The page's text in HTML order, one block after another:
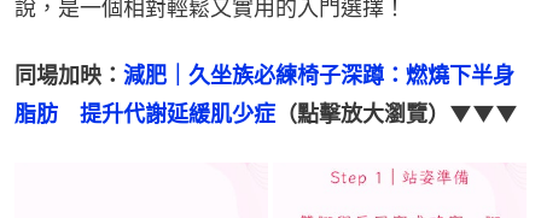
說，是一個相對輕鬆又實用的入門選擇！
同場加映： 減肥｜久坐族必練椅子深蹲：燃燒下半身
脂肪　提升代謝延緩肌少症 （點擊放大瀏覽）▼▼▼